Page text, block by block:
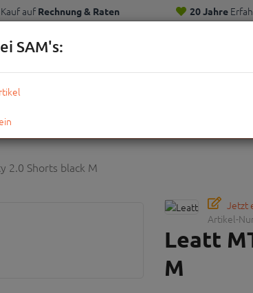
Kauf auf Rechnung & Raten 20 Jahre
2.0 Shorts black M
Jetzt
Artikel-
Leatt
M
SAM's: